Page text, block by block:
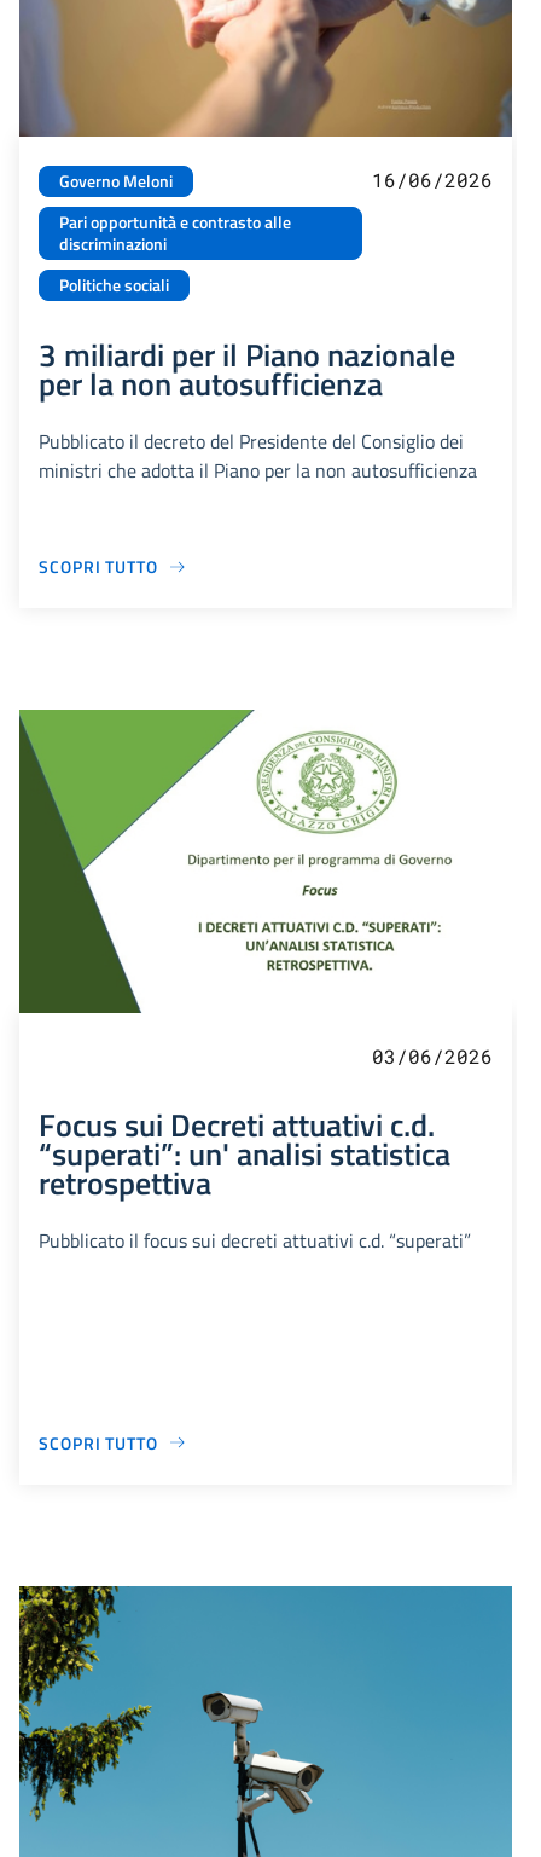
Governo Meloni
Pari opportunità e contrasto alle
discriminazioni
Politiche sociali
16/06/2026
3 miliardi per il Piano nazionale
per la non autosufficienza
Pubblicato il decreto del Presidente del Consiglio dei
ministri che adotta il Piano per la non autosufficienza
SCOPRI TUTTO
03/06/2026
Focus sui Decreti attuativi c.d.
“superati”: un' analisi statistica
retrospettiva
Pubblicato il focus sui decreti attuativi c.d. “superati”
SCOPRI TUTTO